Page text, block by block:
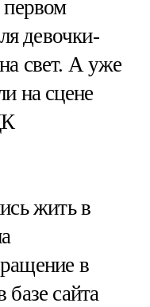
первом
девочки-
свет. А уже
на сцене
жить в
в
сайта